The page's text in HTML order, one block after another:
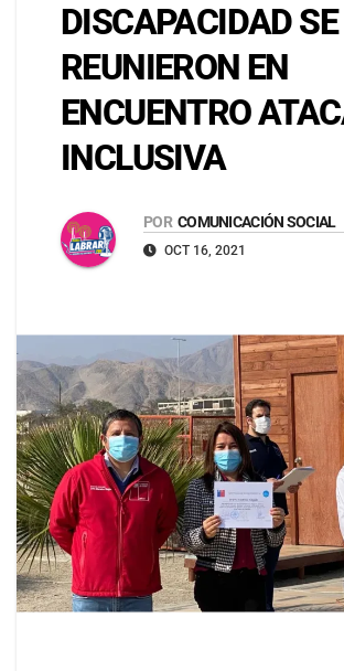
DISCAPACIDAD SE
REUNIERON EN
ENCUENTRO
INCLUSIVA
POR COMUNICACIÓN SOCIAL
OCT 16, 2021